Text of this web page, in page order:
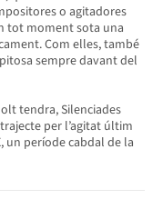
o agitadores
tot moment sota una
Com elles, també
sempre davant del
tendra, Silenciades
per l’agitat últim
un període cabdal de la